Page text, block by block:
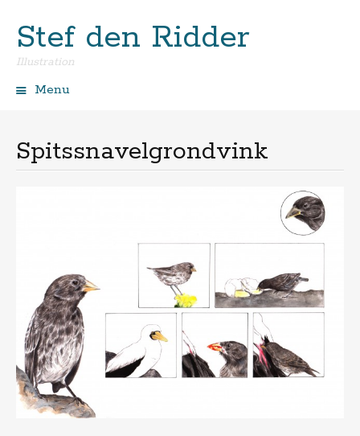
Stef den Ridder
Illustration
Menu
inhoud
Spitssnavelgrondvink